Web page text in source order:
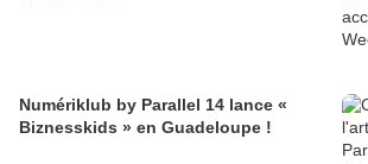
Numériklub by Parallel 14 lance «
Biznesskids » en Guadeloupe !